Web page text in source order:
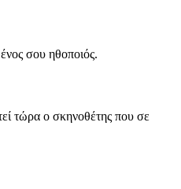
σου ηθοποιός.
τώρα ο σκηνοθέτης που σε